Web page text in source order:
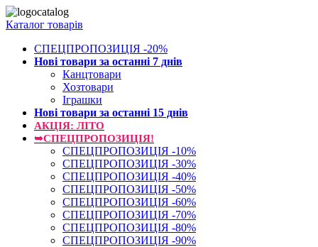
Каталог товарів
СПЕЦПРОПОЗИЦІЯ -20%
Нові товари за останнi 7 днiв
Канцтовари
Хозтовари
Іграшки
Нові товари за останнi 15 днiв
АКЦІЯ: ЛІТО
➥СПЕЦПРОПОЗИЦІЯ!
СПЕЦПРОПОЗИЦІЯ -10%
СПЕЦПРОПОЗИЦІЯ -30%
СПЕЦПРОПОЗИЦІЯ -40%
СПЕЦПРОПОЗИЦІЯ -50%
СПЕЦПРОПОЗИЦІЯ -60%
СПЕЦПРОПОЗИЦІЯ -70%
СПЕЦПРОПОЗИЦІЯ -80%
СПЕЦПРОПОЗИЦІЯ -90%